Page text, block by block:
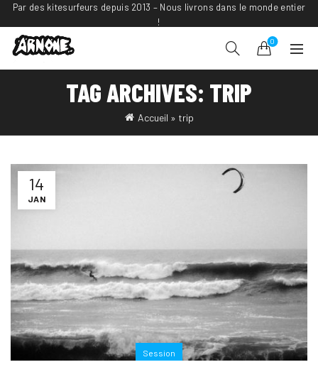
Par des kitesurfeurs depuis 2013 – Nous livrons dans le monde entier
!
0
TAG ARCHIVES: TRIP
Accueil » trip
14
JAN
Session